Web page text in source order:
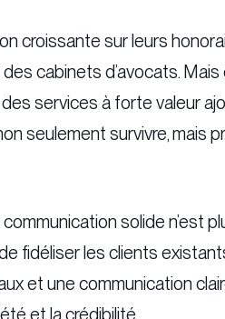
croissante sur leurs
cabinets d’avocats.
services à forte valeur
seulement survivre, mais
solide n’est
fidéliser les clients
et une communication
et la crédibilité.